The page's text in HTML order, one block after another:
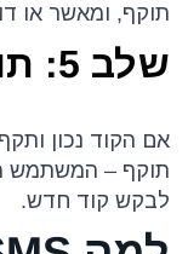
תוקף, ומאשר או
שלב 5: תוצאה
אם הקוד נכון
תוקף – המשתמש
לבקש קוד חדש.